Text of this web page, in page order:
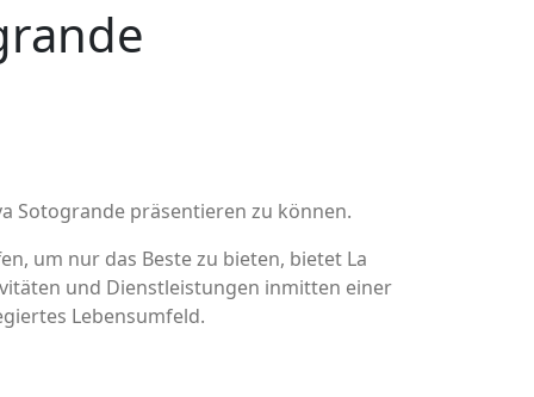
Sotogrande präsentieren zu können.
um nur das Beste zu bieten, bietet La
und Dienstleistungen inmitten einer
Lebensumfeld.